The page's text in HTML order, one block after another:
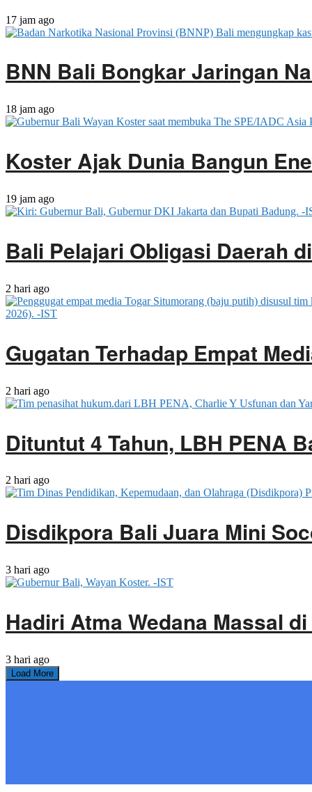
17 jam ago
BNN Bali Bongkar Jaringan
18 jam ago
Koster Ajak Dunia Bangun
19 jam ago
Bali Pelajari Obligasi Daerah
2 hari ago
Gugatan Terhadap Empat
2 hari ago
Dituntut 4 Tahun, LBH PENA
2 hari ago
Disdikpora Bali Juara Mini
3 hari ago
Hadiri Atma Wedana Massal
3 hari ago
Load More